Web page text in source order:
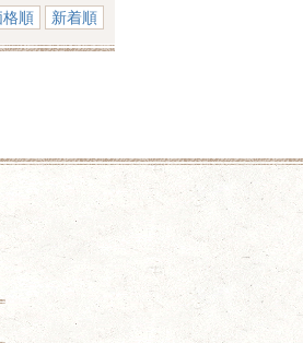
格順 新着順